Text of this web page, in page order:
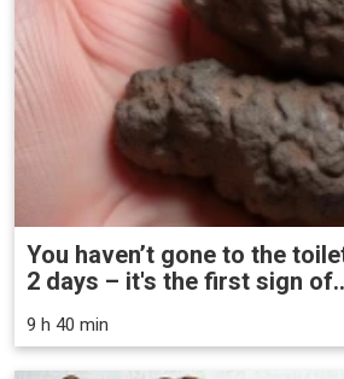
You haven’t gone to the
2 days – it's the first sign
9 h 40 min